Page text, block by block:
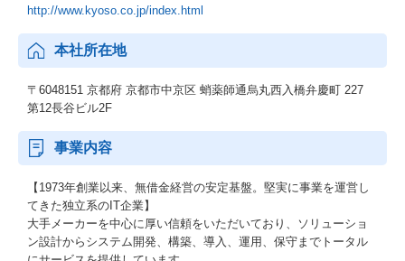
http://www.kyoso.co.jp/index.html
本社所在地
〒6048151 京都府 京都市中京区 蛸薬師通烏丸西入橋弁慶町 227
第12長谷ビル2F
事業内容
【1973年創業以来、無借金経営の安定基盤。堅実に事業を運営し
てきた独立系のIT企業】
大手メーカーを中心に厚い信頼をいただいており、ソリューショ
ン設計からシステム開発、構築、導入、運用、保守までトータル